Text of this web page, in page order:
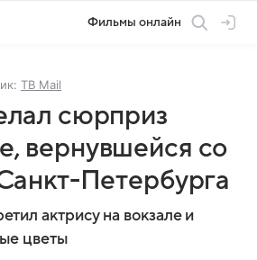
Фильмы онлайн
ТВ Mail
сюрприз
вернувшейся со
Петербурга
актрису на вокзале и
цветы